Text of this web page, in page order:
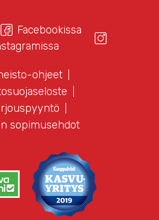
Facebookissa
ohjeet
sopimusehdot